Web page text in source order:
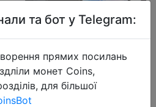
та бот у Telegram:
прямих посилань
монет Coins,
для більшої